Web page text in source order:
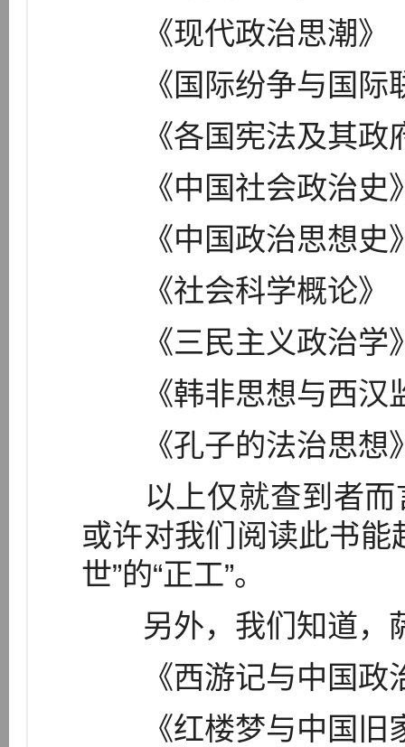
《现代政治思潮》
《国际纷争与国际
《各国宪法及其政
《中国社会政治史
《中国政治思想史
《社会科学概论》
《三民主义政治学
《韩非思想与西汉
《孔子的法治思想
以上仅就查到者而
或许对我们阅读此书能
世”的“正工”。
另外，我们知道，
《西游记与中国政
《红楼梦与中国旧